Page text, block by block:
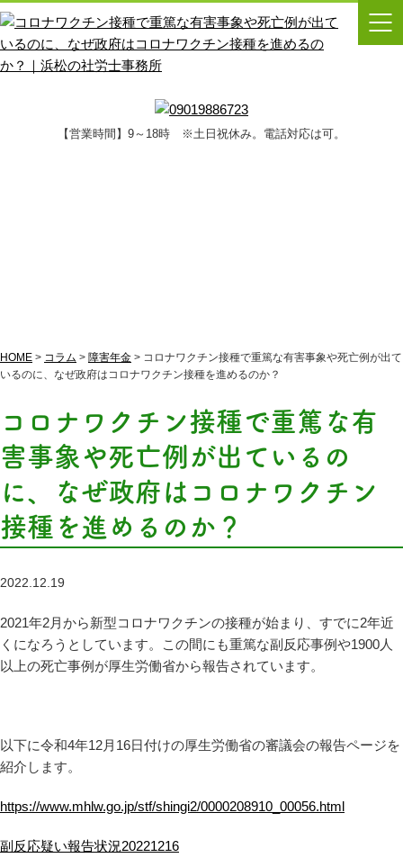
【営業時間】9～18時 ※土日祝休み。電話対応は可。
HOME > コラム > 障害年金 > コロナワクチン接種で重篤な有害事象や死亡例が出て
いるのに、なぜ政府はコロナワクチン接種を進めるのか？
コロナワクチン接種で重篤な有
害事象や死亡例が出ているの
に、なぜ政府はコロナワクチン
接種を進めるのか？
2022.12.19
2021年2月から新型コロナワクチンの接種が始まり、すでに2年近
くになろうとしています。この間にも重篤な副反応事例や1900人
以上の死亡事例が厚生労働省から報告されています。
以下に令和4年12月16日付けの厚生労働省の審議会の報告ページを
紹介します。
https://www.mhlw.go.jp/stf/shingi2/0000208910_00056.html
副反応疑い報告状況20221216